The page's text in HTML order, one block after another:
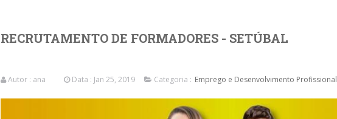
RECRUTAMENTO DE FORMADORES - SETÚBAL
Autor : ana Data : Jan 25, 2019 Categoria : Emprego e Desenvolvimento Profissional